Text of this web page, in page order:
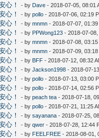
心！ - by Dave - 2018-07-05, 08:01
心！ - bypollo - 2018-07-06, 02:19
心！ - bymnmn - 2018-07-07, 01:39
心！ - by PPWong123 - 2018-07-08,
心！ - bymnmn - 2018-07-08, 03:15
心！ - bymnmn - 2018-07-09, 03:18
心！ - by BFF - 2018-07-12, 08:32
心！ - byJackson1998 - 2018-07-
心！ - bypollo - 2018-07-13, 03:00
心！ - bypollo - 2018-07-14, 02:56
心！ - bypeach tea - 2018-07-18,
心！ - bypollo - 2018-07-21, 11:25
心！ - bysayanana - 2018-07-25,
心！ - byqwer - 2018-07-28, 12:44
心！ - by FEELFREE - 2018-08-01,